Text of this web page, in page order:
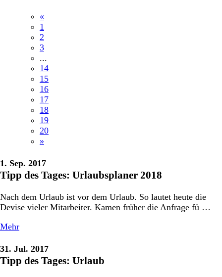
«
1
2
3
...
14
15
16
17
18
19
20
»
1. Sep. 2017
Tipp des Tages: Urlaubsplaner 2018
Nach dem Urlaub ist vor dem Urlaub. So lautet heute die
Devise vieler Mitarbeiter. Kamen früher die Anfrage fü …
Mehr
31. Jul. 2017
Tipp des Tages: Urlaub